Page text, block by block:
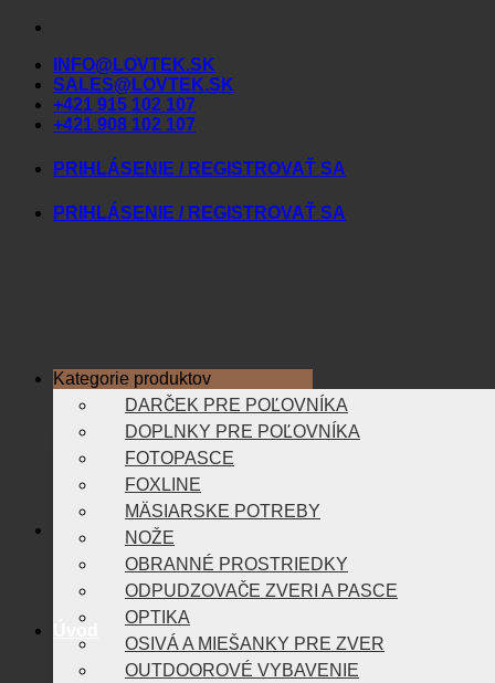
Skip
contentINFO@LOVTEK.SK
SALES@LOVTEK.SK
+421 915 102 107
+421 908 102 107
PRIHLÁSENIE / REGISTROVAŤ SA
PRIHLÁSENIE / REGISTROVAŤ SA
Kategorie produktov
DARČEK PRE POĽOVNÍKA
DOPLNKY PRE POĽOVNÍKA
FOTOPASCE
FOXLINE
MÄSIARSKE POTREBY
NOŽE
OBRANNÉ PROSTRIEDKY
ODPUDZOVAČE ZVERI A PASCE
OPTIKA
OSIVÁ A MIEŠANKY PRE ZVER
OUTDOOROVÉ VYBAVENIE